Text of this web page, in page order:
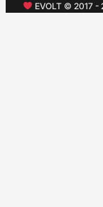
EVOLT © 2017 -